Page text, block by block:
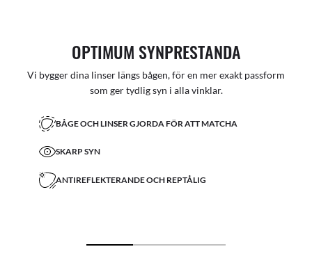
OPTIMUM SYNPRESTANDA
Vi bygger dina linser längs bågen, för en mer exakt passform
som ger tydlig syn i alla vinklar.
BÅGE OCH LINSER GJORDA FÖR ATT MATCHA
SKARP SYN
ANTIREFLEKTERANDE OCH REPTÅLIG